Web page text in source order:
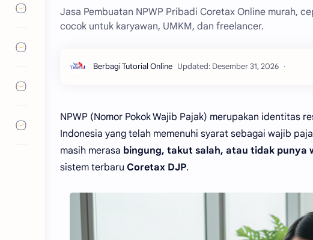
Jasa Pembuatan NPWP Pribadi Coretax Online murah,
cocok untuk karyawan, UMKM, dan freelancer.
NPWP (Nomor Pokok Wajib Pajak) merupakan identitas
Indonesia yang telah memenuhi syarat sebagai wajib
masih merasa bingung, takut salah, atau tidak punya
sistem terbaru Coretax DJP.